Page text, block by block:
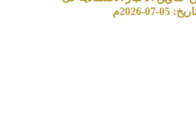
2026م